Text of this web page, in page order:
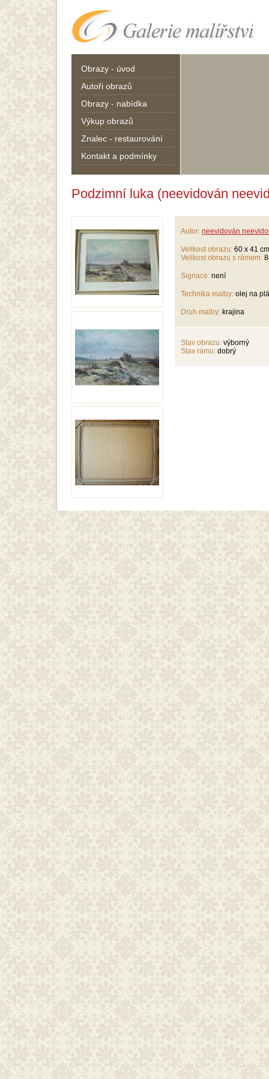
Obrazy - úvod
Autoři obrazů
Obrazy - nabídka
Výkup obrazů
Znalec - restaurování
Kontakt a podmínky
Podzimní luka (neevidován
Autor: neevidován
Velikost obrazu: 60 x 41 cm
Velikost obrazu s rámem:
Signace: není
Technika malby: olej na
Druh malby: krajina
Stav obrazu: výborný
Stav rámu: dobrý